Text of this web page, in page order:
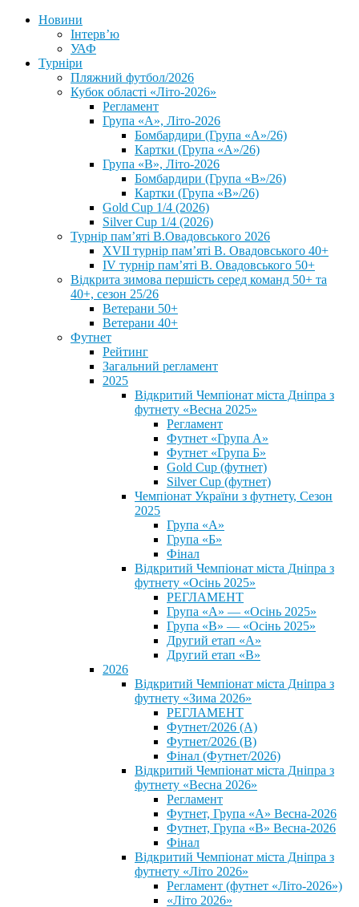
Новини
Інтерв’ю
УАФ
Турніри
Пляжний футбол/2026
Кубок області «Літо-2026»
Регламент
Група «А», Літо-2026
Бомбардири (Група «А»/26)
Картки (Група «А»/26)
Група «В», Літо-2026
Бомбардири (Група «В»/26)
Картки (Група «В»/26)
Gold Cup 1/4 (2026)
Silver Cup 1/4 (2026)
Турнір пам’яті В.Овадовського 2026
XVII турнір пам’яті В. Овадовського 40+
IV турнір пам’яті В. Овадовського 50+
Відкрита зимова першість серед команд 50+ та
40+, сезон 25/26
Ветерани 50+
Ветерани 40+
Футнет
Рейтинг
Загальний регламент
2025
Відкритий Чемпіонат міста Дніпра з
футнету «Весна 2025»
Регламент
Футнет «Група А»
Футнет «Група Б»
Gold Cup (футнет)
Silver Cup (футнет)
Чемпіонат України з футнету, Сезон
2025
Група «А»
Група «Б»
Фінал
Відкритий Чемпіонат міста Дніпра з
футнету «Осінь 2025»
РЕГЛАМЕНТ
Група «А» — «Осінь 2025»
Група «В» — «Осінь 2025»
Другий етап «А»
Другий етап «В»
2026
Відкритий Чемпіонат міста Дніпра з
футнету «Зима 2026»
РЕГЛАМЕНТ
Футнет/2026 (А)
Футнет/2026 (В)
Фінал (Футнет/2026)
Відкритий Чемпіонат міста Дніпра з
футнету «Весна 2026»
Регламент
Футнет, Група «А» Весна-2026
Футнет, Група «В» Весна-2026
Фінал
Відкритий Чемпіонат міста Дніпра з
футнету «Літо 2026»
Регламент (футнет «Літо-2026»)
«Літо 2026»